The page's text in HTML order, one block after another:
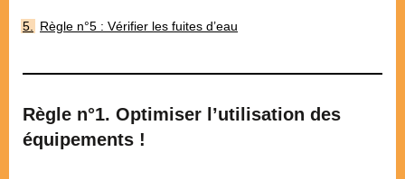
Règle n°5 : Vérifier les fuites d’eau
Règle n°1. Optimiser l’utilisation des
équipements !